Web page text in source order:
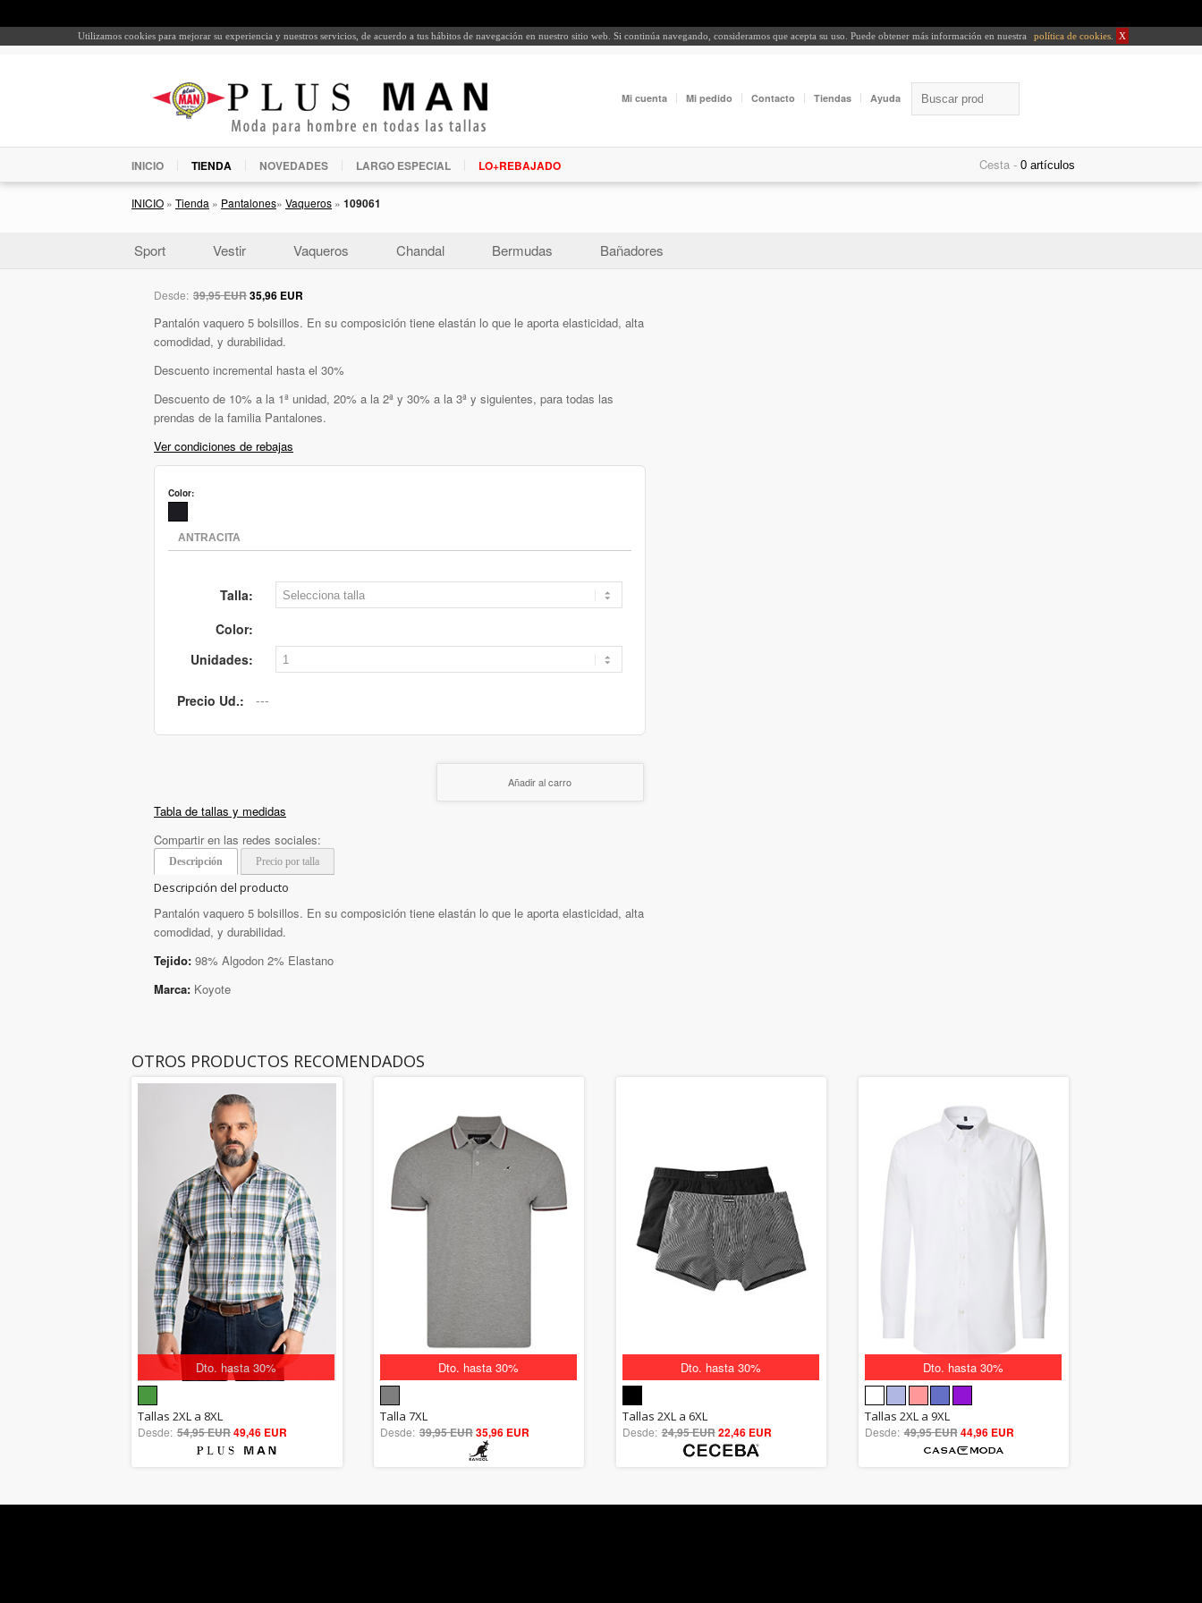
Utilizamos cookies para mejorar su experiencia y nuestros servicios, de acuerdo a tus hábitos de navegación en nuestro sitio web. Si continúa navegando, consideramos que acepta su uso. Puede obtener más información en nuestra política de cookies X
Mi cuenta Mi pedido Contacto Tiendas Ayuda
INICIO TIENDA NOVEDADES LARGO ESPECIAL LO+REBAJADO Cesta -
INICIO » Tienda » Pantalones» Vaqueros » 109061
Sport Vestir Vaqueros Chandal Bermudas Bañadores
Desde: 39,95 EUR35,96 EUR
Pantalón vaquero 5 bolsillos. En su composición tiene elastán lo que le aporta elasticidad, alta
comodidad, y durabilidad.
Descuento incremental hasta el 30%
Descuento de 10% a la 1ª unidad, 20% a la 2ª y 30% a la 3ª y siguientes, para todas las
prendas de la familia Pantalones.
Ver condiciones de rebajas
Color:
Talla:
Color:
Unidades:
Precio Ud.:
Añadir al carro
Tabla de tallas y medidas
Compartir en las redes sociales:
Descripción Precio por talla
Descripción del producto
Pantalón vaquero 5 bolsillos. En su composición tiene elastán lo que le aporta elasticidad, alta
comodidad, y durabilidad.
Tejido: 98% Algodon 2% Elastano
Marca: Koyote
OTROS PRODUCTOS RECOMENDADOS
Dto. hasta 30%
5.00
out of 5
Tallas 2XL a 8XL
Desde: 54,95 EUR49,46 EUR
Dto. hasta 30%
out of 5
Talla 7XL
Desde: 39,95 EUR35,96 EUR
Dto. hasta 30%
5.00
out of 5
Tallas 2XL a 6XL
Desde: 24,95 EUR22,46 EUR
Dto. hasta 30%
5.00
out of 5
Tallas 2XL a 9XL
Desde: 49,95 EUR44,96 EUR